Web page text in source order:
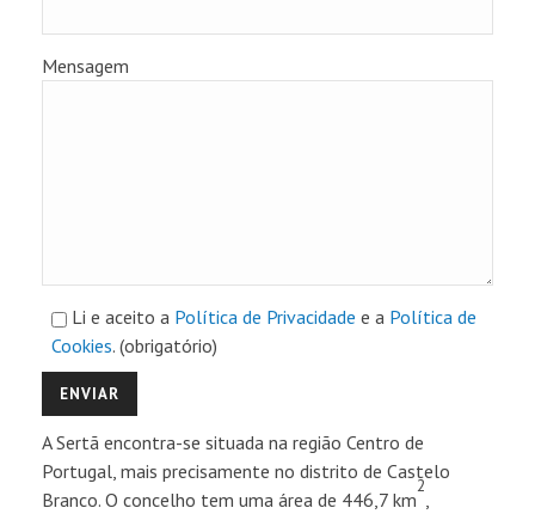
Mensagem
Li e aceito a Política de Privacidade e a Política de
Cookies. (obrigatório)
A Sertã encontra-se situada na região Centro de
Portugal, mais precisamente no distrito de Castelo
Branco. O concelho tem uma área de 446,7 km
2
,